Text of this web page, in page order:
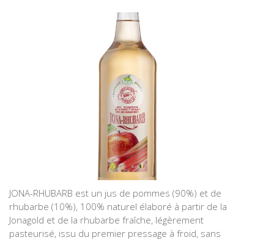
JONA-RHUBARB est un jus de pommes (90%) et de
rhubarbe (10%), 100% naturel élaboré à partir de la
Jonagold et de la rhubarbe fraîche, légèrement
pasteurisé, issu du premier pressage à froid, sans